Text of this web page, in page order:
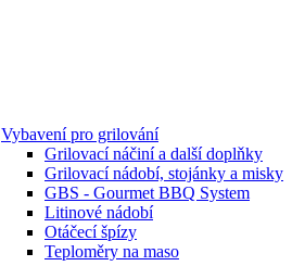
Vybavení pro grilování
Grilovací náčiní a další doplňky
Grilovací nádobí, stojánky a misky
GBS - Gourmet BBQ System
Litinové nádobí
Otáčecí špízy
Teploměry na maso